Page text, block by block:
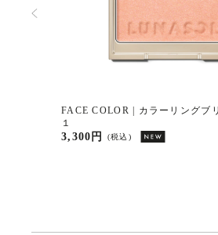
FACE COLOR | カラーリングブ
１
(税込)
3,300円